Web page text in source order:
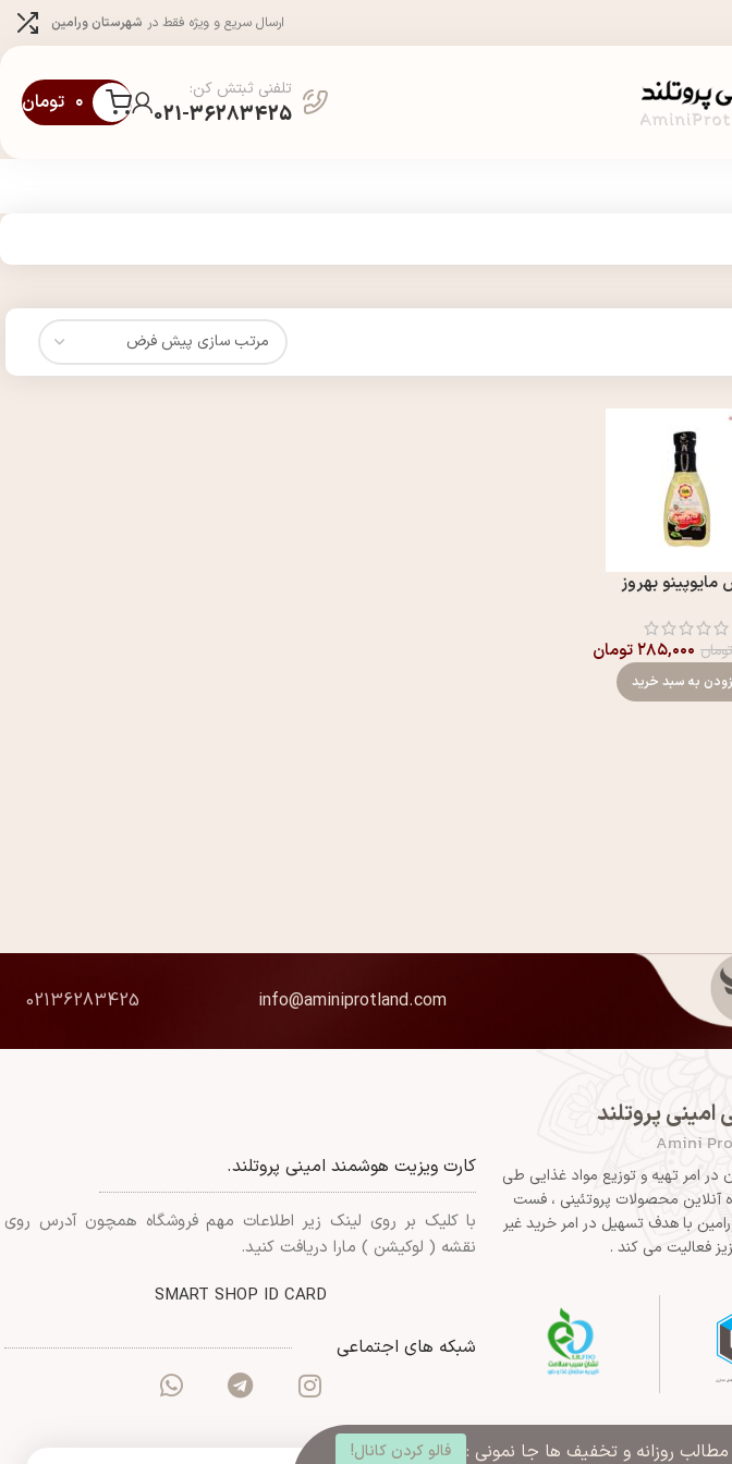
ارسال سریع و ویژه فقط در شهرستان ورامین
تلفنی ثبتش کن:
021-36283425 ۰ تومان
بهروز
تومان ۲۸۵,۰۰۰تومان
به سبد خرید
info@aminiprotland.com
02136283425
پروتلند
Amini
در امر تهیه و توزیع مواد غذایی طی
آنلاین محصولات پروتئینی ، فست
با هدف تسهیل در امر خرید غیر
فعالیت می کند .
کارت ویزیت هوشمند امینی پروتلند.
با کلیک بر روی لینک زیر اطلاعات مهم فروشگاه همچون آدرس روی
نقشه ( لوکیشن ) مارا دریافت کنید.
SMART SHOP ID CARD
شبکه های اجتماعی
روزانه و تخفیف ها جا نمونی : فالو کردن کانال!